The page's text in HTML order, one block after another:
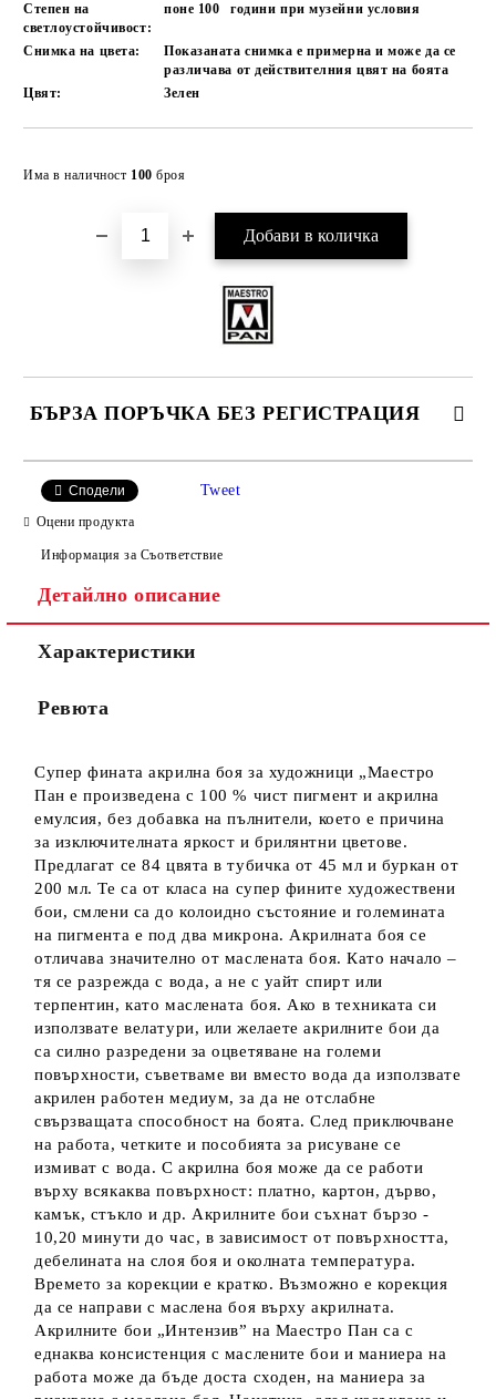
Степен на
светлоустойчивост:
поне 100 години при музейни условия
Снимка на цвета:
Показаната снимка е примерна и може да се
различава от действителния цвят на боята
Цвят:
Зелен
Има в наличност 100 броя
БЪРЗА ПОРЪЧКА БЕЗ РЕГИСТРАЦИЯ
Сподели Tweet
Оцени продукта
Информация за Съответствие
Детайлно описание
Характеристики
Ревюта
Супер фината акрилна боя за художници „Маестро
Пан е произведена с 100 % чист пигмент и акрилна
емулсия, без добавка на пълнители, което е причина
за изключителната яркост и брилянтни цветове.
Предлагат се 84 цвята в тубичка от 45 мл и буркан от
200 мл. Те са от класа на супер фините художествени
бои, смлени са до колоидно състояние и големината
на пигмента е под два микрона. Акрилната боя се
отличава значително от маслената боя. Като начало –
тя се разрежда с вода, а не с уайт спирт или
терпентин, като маслената боя. Ако в техниката си
използвате велатури, или желаете акрилните бои да
са силно разредени за оцветяване на големи
повърхности, съветваме ви вместо вода да използвате
акрилен работен медиум, за да не отслабне
свързващата способност на боята. След приключване
на работа, четките и пособията за рисуване се
измиват с вода. С акрилна боя може да се работи
върху всякаква повърхност: платно, картон, дърво,
камък, стъкло и др. Акрилните бои съхнат бързо -
10,20 минути до час, в зависимост от повърхността,
дебелината на слоя боя и околната температура.
Времето за корекции е кратко. Възможно е корекция
да се направи с маслена боя върху акрилната.
Акрилните бои „Интензив” на Маестро Пан са с
еднаква консистенция с маслените бои и маниера на
работа може да бъде доста сходен, на маниера за